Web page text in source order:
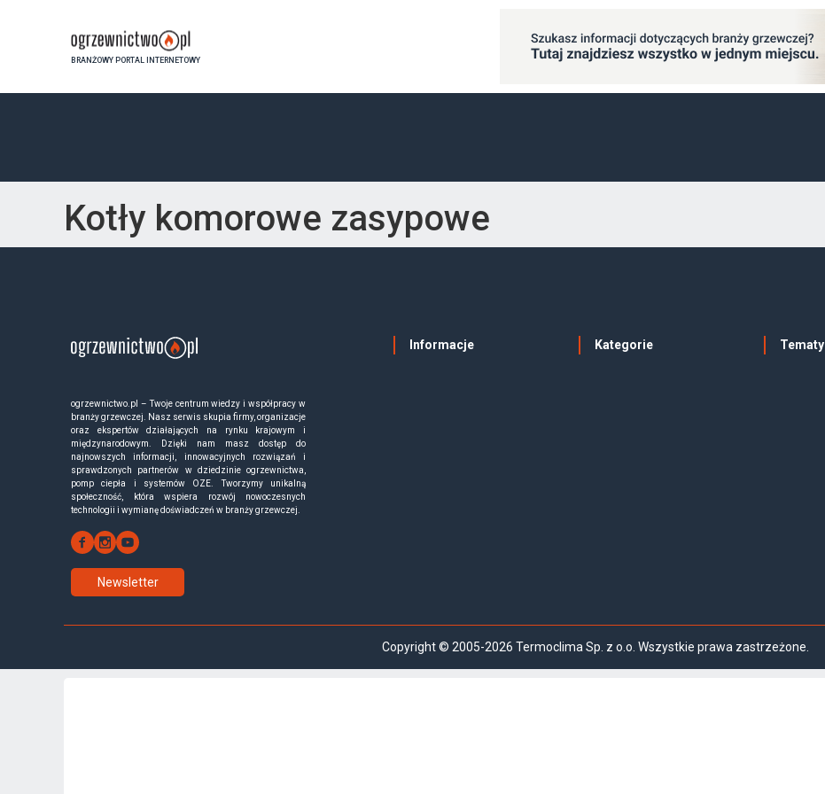
BRANŻOWY PORTAL INTERNETOWY
Kotły komorowe zasypowe
ogrzewnictwo.pl – Twoje centrum wiedzy i współpracy w
branży grzewczej. Nasz serwis skupia firmy, organizacje
oraz ekspertów działających na rynku krajowym i
międzynarodowym. Dzięki nam masz dostęp do
najnowszych informacji, innowacyjnych rozwiązań i
sprawdzonych partnerów w dziedzinie ogrzewnictwa,
pomp ciepła i systemów OZE. Tworzymy unikalną
społeczność, która wspiera rozwój nowoczesnych
technologii i wymianę doświadczeń w branży grzewczej.
Newsletter
Informacje Kategorie Tematy
Copyright © 2005-2026 Termoclima Sp. z o.o. Wszystkie prawa zastrzeżone.